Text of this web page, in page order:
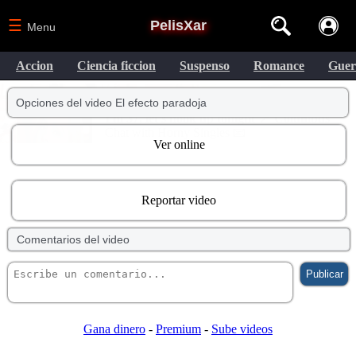
PelisXar
☰ Menu
Accion Ciencia ficcion Suspenso Romance
Opciones del video El efecto paradoja
Ver online
Reportar video
Comentarios del video
Gana dinero- Premium- Sube videos